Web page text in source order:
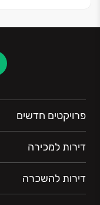
פרויקטים חדשים
דירות למכירה
דירות להשכרה